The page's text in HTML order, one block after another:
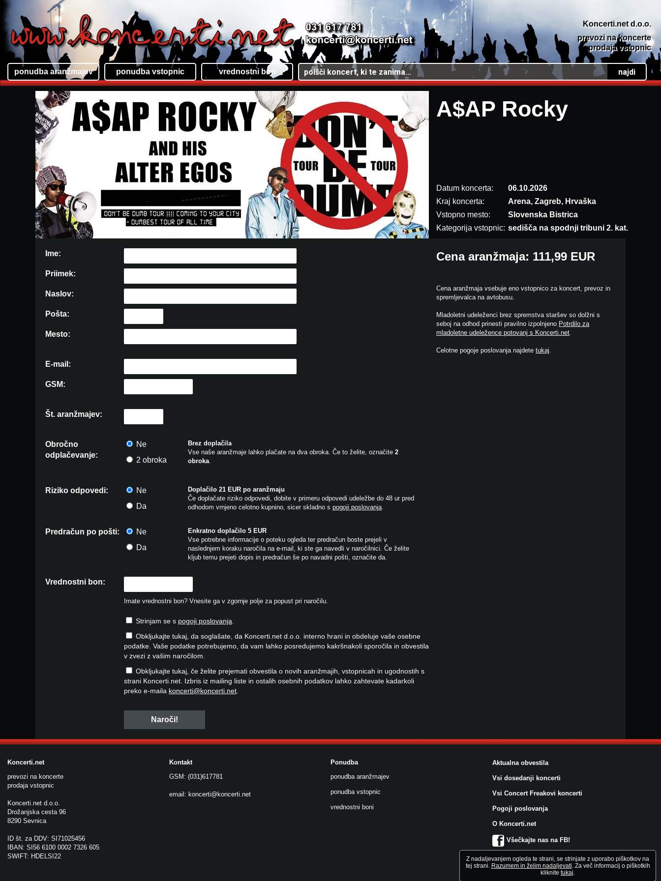
ponudba aranžmajev ponudba vstopnic vrednostni bon
Koncerti.net d.o.o.
prevozi na koncerte
prodaja vstopnic
A$AP Rocky
Datum koncerta:
06.10.2026
Kraj koncerta:
Arena, Zagreb, Hrvaška
Vstopno mesto:
Slovenska Bistrica
Kategorija vstopnic: sedišča na spodnji tribuni 2. kat.
Ime:
Priimek:
Naslov:
Pošta:
Mesto:
E-mail:
GSM:
Št. aranžmajev:
Obročno
odplačevanje:
Ne
2 obroka
Brez doplačila
Vse naše aranžmaje lahko plačate na dva obroka. Če to želite, označite 2
obroka.
Riziko odpovedi:
Ne
Da
Doplačilo 21 EUR po aranžmaju
Če doplačate riziko odpovedi, dobite v primeru odpovedi udeležbe do 48 ur pred
odhodom vrnjeno celotno kupnino, sicer skladno s pogoji poslovanja.
Predračun po pošti:
Ne
Da
Enkratno doplačilo 5 EUR
Vse potrebne informacije o poteku ogleda ter predračun boste prejeli v
naslednjem koraku naročila na e-mail, ki ste ga navedli v naročilnici. Če želite
kljub temu prejeti dopis in predračun še po navadni pošti, označite da.
Vrednostni bon:
Imate vrednostni bon? Vnesite ga v zgornje polje za popust pri naročilu.
Strinjam se s pogoji poslovanja
Obkljukajte tukaj, da soglašate, da Koncerti.net d.o.o. interno hrani in obdeluje vaše osebne
podatke. Vaše podatke potrebujemo, da vam lahko posredujemo kakršnakoli sporočila in obvestila
v zvezi z vašim naročilom.
Obkljukajte tukaj, če želite prejemati obvestila o novih aranžmajih, vstopnicah in ugodnostih s
strani Koncerti.net. Izbris iz mailing liste in ostalih osebnih podatkov lahko zahtevate kadarkoli
preko e-maila koncerti@koncerti.net
Cena aranžmaja: 111,99 EUR
Cena aranžmaja vsebuje eno vstopnico za koncert, prevoz in
spremljevalca na avtobusu.
Mladoletni udeleženci brez spremstva staršev so dolžni s
seboj na odhod prinesti pravilno izpolnjeno Potrdilo za
mladoletne udeležence potovanj s Koncerti.net.
Celotne pogoje poslovanja najdete tukaj.
Koncerti.net
prevozi na koncerte
prodaja vstopnic
Koncerti.net d.o.o.
Drožanjska cesta 96
8290 Sevnica
ID št. za DDV: SI71025456
IBAN: SI56 6100 0002 7326 605
SWIFT: HDELSI22
Kontakt
GSM: (031)617781
email: koncerti@koncerti.net
Ponudba
ponudba aranžmajev
ponudba vstopnic
vrednostni boni
Aktualna obvestila
Vsi dosedanji koncerti
Vsi Concert Freakovi koncerti
Pogoji poslovanja
O Koncerti.net
Všečkajte nas na FB!
Z nadaljevanjem ogleda te strani, se strinjate z uporabo piškotkov na
tej strani. Razumem in želim nadaljevati. Za več informacij o piškotkih
kliknite tukaj.